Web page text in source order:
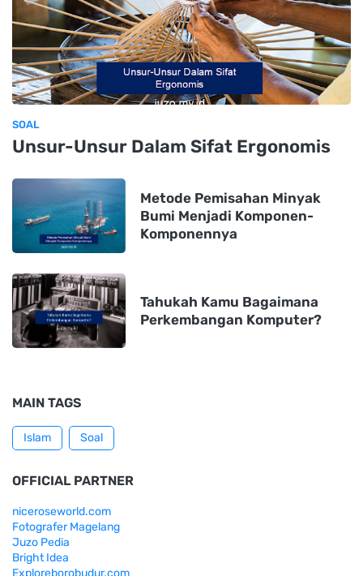
SOAL
Unsur-Unsur Dalam Sifat Ergonomis
Metode Pemisahan Minyak
Bumi Menjadi Komponen-
Komponennya
Tahukah Kamu Bagaimana
Perkembangan Komputer?
MAIN TAGS
Islam Soal
OFFICIAL PARTNER
niceroseworld.com
Fotografer Magelang
Juzo Pedia
Bright Idea
Exploreborobudur.com